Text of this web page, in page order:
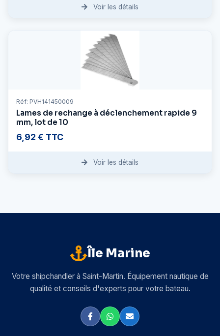
Voir les détails
Réf: PVH141450009
Lames de rechange à déclenchement rapide 9
mm, lot de 10
6,92 € TTC
Voir les détails
Île Marine
Votre shipchandler à Saint-Martin. Équipement nautique de
qualité et conseils d'experts pour votre bateau.